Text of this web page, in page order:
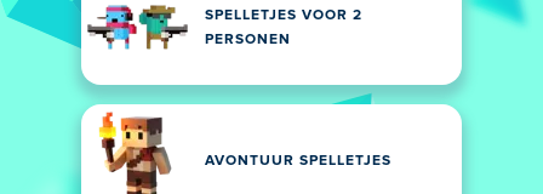
SPELLETJES VOOR 2
PERSONEN
AVONTUUR SPELLETJES